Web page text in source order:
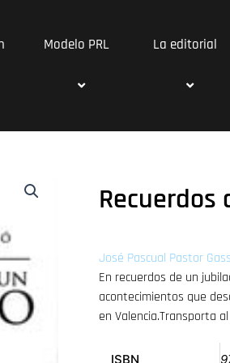
Modelo PRL La editorial
José Pascual Pastor
En recuerdos de un
acontecimientos que
en Valencia.Transporta
ISBN